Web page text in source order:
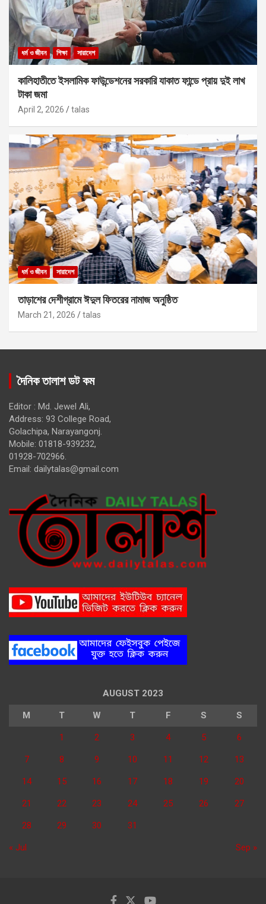
ধর্ম ও জীবন শিক্ষা সারাদেশ
কালিহাতীতে ইসলামিক ফাউন্ডেশনের সরকারি যাকাত ফান্ডে প্রায় দুই লাখ
টাকা জমা
April 2, 2026 talas
ধর্ম ও জীবন সারাদেশ
তাড়াশের দেশীগ্রামে ঈদুল ফিতরের নামাজ অনুষ্ঠিত
March 21, 2026 talas
দৈনিক তালাশ ডট কম
Editor : Md. Jewel Ali,
Address: 93 College Road,
Golachipa, Narayangonj.
Mobile: 01818-939232,
01928-702966.
Email: dailytalas@gmail.com
AUGUST 2023
M T W T F S S
1 2 3 4 5 6
7 8 9 10 11 12 13
14 15 16 17 18 19 20
21 22 23 24 25 26 27
28 29 30 31
« Jul Sep »